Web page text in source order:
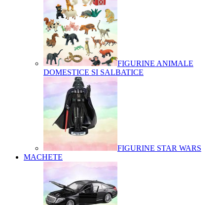
FIGURINE ANIMALE
DOMESTICE SI SALBATICE
FIGURINE STAR WARS
MACHETE